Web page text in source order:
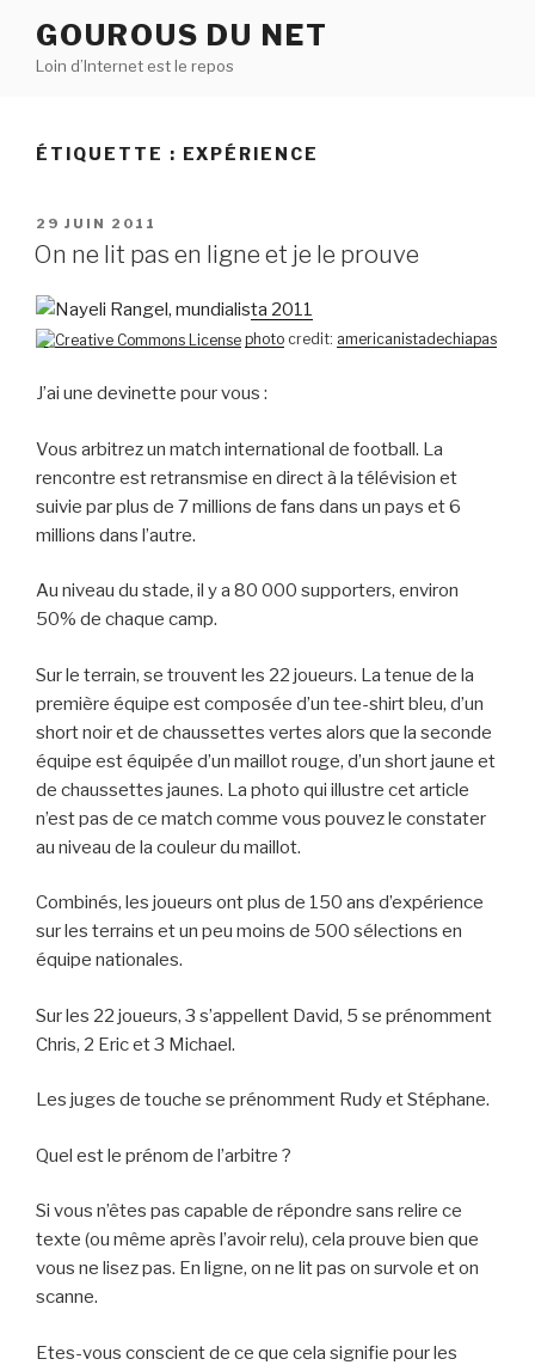
contenu
GOUROUS DU NET
Loin d’Internet est le repos
ÉTIQUETTE : EXPÉRIENCE
PUBLIÉ
LE
29 JUIN 2011
On ne lit pas en ligne et je le prouve
photo credit: americanistadechiapas
J’ai une devinette pour vous :
Vous arbitrez un match international de football. La
rencontre est retransmise en direct à la télévision et
suivie par plus de 7 millions de fans dans un pays et 6
millions dans l’autre.
Au niveau du stade, il y a 80 000 supporters, environ
50% de chaque camp.
Sur le terrain, se trouvent les 22 joueurs. La tenue de la
première équipe est composée d’un tee-shirt bleu, d’un
short noir et de chaussettes vertes alors que la seconde
équipe est équipée d’un maillot rouge, d’un short jaune et
de chaussettes jaunes. La photo qui illustre cet article
n’est pas de ce match comme vous pouvez le constater
au niveau de la couleur du maillot.
Combinés, les joueurs ont plus de 150 ans d’expérience
sur les terrains et un peu moins de 500 sélections en
équipe nationales.
Sur les 22 joueurs, 3 s’appellent David, 5 se prénomment
Chris, 2 Eric et 3 Michael.
Les juges de touche se prénomment Rudy et Stéphane.
Quel est le prénom de l’arbitre ?
Si vous n’êtes pas capable de répondre sans relire ce
texte (ou même après l’avoir relu), cela prouve bien que
vous ne lisez pas. En ligne, on ne lit pas on survole et on
scanne.
Etes-vous conscient de ce que cela signifie pour les